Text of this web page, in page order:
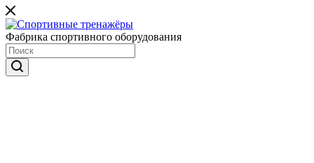
Фабрика спортивного оборудования